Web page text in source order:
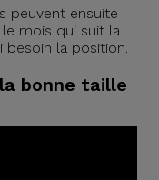
peuvent ensuite
mois qui suit la
besoin la position.
bonne taille